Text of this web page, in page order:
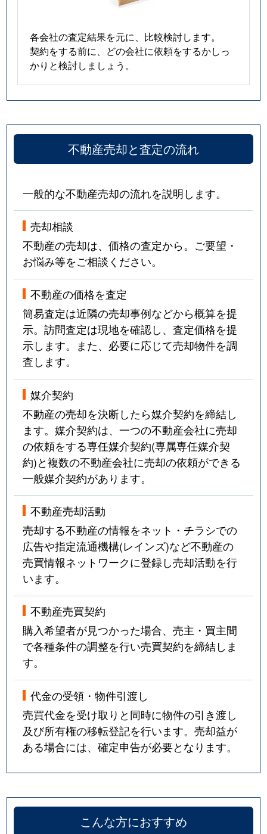
各会社の査定結果を元に、比較検討します。
契約をする前に、どの会社に依頼をするかしっ
かりと検討しましょう。
不動産売却と査定の流れ
一般的な不動産売却の流れを説明します。
売却相談
不動産の売却は、価格の査定から。ご要望・
お悩み等をご相談ください。
不動産の価格を査定
簡易査定は近隣の売却事例などから概算を提
示。訪問査定は現地を確認し、査定価格を提
示します。また、必要に応じて売却物件を調
査します。
媒介契約
不動産の売却を決断したら媒介契約を締結し
ます。媒介契約は、一つの不動産会社に売却
の依頼をする専任媒介契約(専属専任媒介契
約)と複数の不動産会社に売却の依頼ができる
一般媒介契約があります。
不動産売却活動
売却する不動産の情報をネット・チラシでの
広告や指定流通機構(レインズ)など不動産の
売買情報ネットワークに登録し売却活動を行
います。
不動産売買契約
購入希望者が見つかった場合、売主・買主間
で各種条件の調整を行い売買契約を締結しま
す。
代金の受領・物件引渡し
売買代金を受け取りと同時に物件の引き渡し
及び所有権の移転登記を行います。売却益が
ある場合には、確定申告が必要となります。
こんな方におすすめ